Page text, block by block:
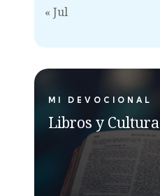
« Jul
MI DEVOCIONAL
Libros y Cultura